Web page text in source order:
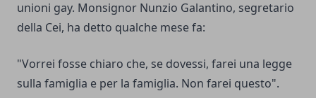
unioni gay. Monsignor Nunzio Galantino, segretario
della Cei, ha detto qualche mese fa:
"Vorrei fosse chiaro che, se dovessi, farei una legge
sulla famiglia e per la famiglia. Non farei questo".